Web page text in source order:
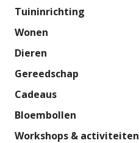
Tuininrichting
Wonen
Dieren
Gereedschap
Cadeaus
Bloembollen
Workshops & activiteiten